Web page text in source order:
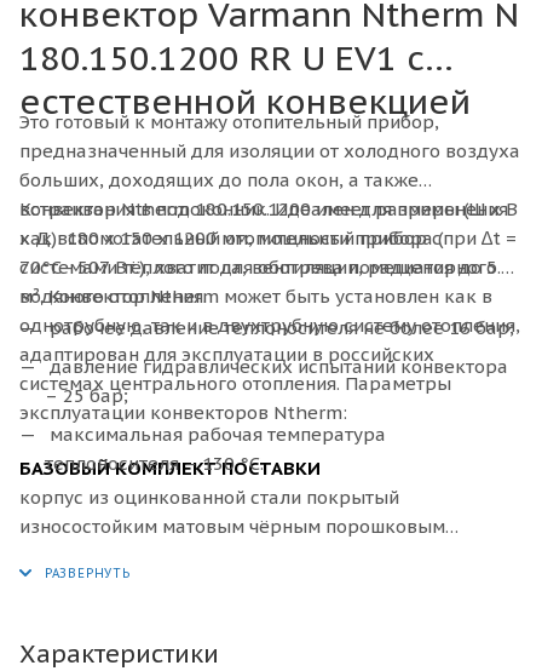
конвектор Varmann Ntherm N
180.150.1200 RR U EV1 с
естественной конвекцией
Это готовый к монтажу отопительный прибор,
предназначенный для изоляции от холодного воздуха
больших, доходящих до пола окон, а также
встраивания в подоконник. Идеален для применения
как вспомогательный отопительный прибор с
системами тёплого пола, вентиляции, радиаторного
водяного отопления.
Конвектор Ntherm 180.150.1200 имеет размеры (Ш x В
x Д): 180 х 150 х 1200 мм, мощности прибора (при ∆t =
70°C - 507 Вт.), хватит для обогрева помещения до 5.1
м². Конвектор Ntherm может быть установлен как в
однотрубную, так и в двухтрубную систему отопления,
адаптирован для эксплуатации в российских
системах центрального отопления. Параметры
эксплуатации конвекторов Ntherm:
рабочее давление теплоносителя не более 16 бар;
давление гидравлических испытаний конвектора
– 25 бар;
максимальная рабочая температура
теплоносителя – 130 °С.
БАЗОВЫЙ КОМПЛЕКТ ПОСТАВКИ
корпус из оцинкованной стали покрытый
износостойким матовым чёрным порошковым
декоративная рамка по периметру корпуса из
выполненная в цвет решетки, с черной полосой из
Характеристики